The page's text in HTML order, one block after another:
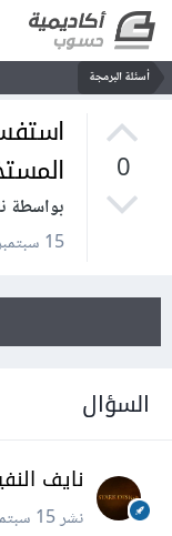
أسئلة البرمجة
0
بواسطة
15 سبتمبر 2017
السؤال
نايف
نشر15 سبتمبر 2017